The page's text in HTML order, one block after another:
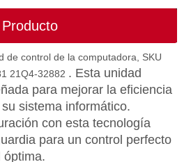
Controlador ECU 4787932 478-7932 Para sistemas de automatización OBD2 Kit de ajuste ECU Herramienta de programación ECU 336d E336D C9 C13 C15 C18
de control de la computadora, SKU
21Q4-32882 . Esta unidad
para mejorar la eficiencia
sistema informático.
con esta tecnología
para un control perfecto
óptima.